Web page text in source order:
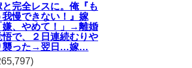
と完全レスに。俺『も
我慢できない！』嫁
嫌、やめて！」→離婚
悟で、２日連続むりや
襲った→翌日…嫁…